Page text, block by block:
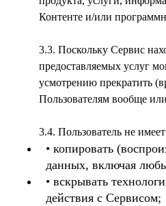
3.3. Поскольку Сервис
предоставляемых услуг
усмотрению прекратить
• копировать
данных, включая
• вскрывать
действия с Сервисом;